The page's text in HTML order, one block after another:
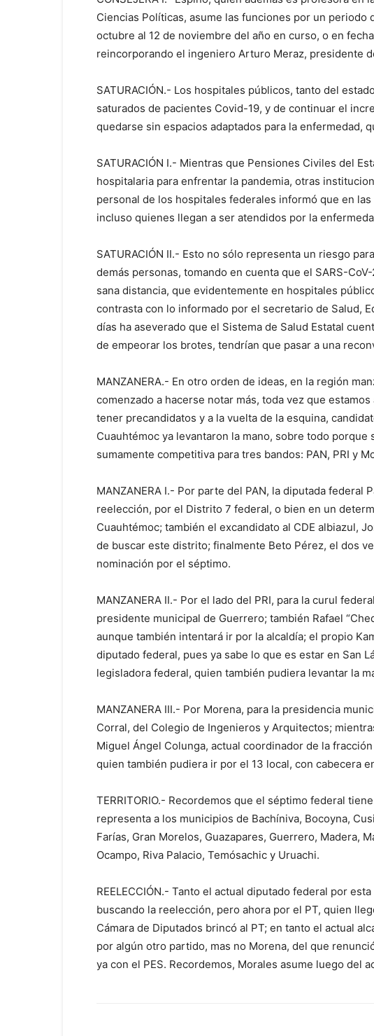
Ciencias Políticas, asume las funciones por un periodo
octubre al 12 de noviembre del año en curso, o en
reincorporando el ingeniero Arturo Meraz, presidente
SATURACIÓN.- Los hospitales públicos, tanto del
saturados de pacientes Covid-19, y de continuar el
quedarse sin espacios adaptados para la enfermedad,
SATURACIÓN I.- Mientras que Pensiones Civiles del
hospitalaria para enfrentar la pandemia, otras
personal de los hospitales federales informó que en
incluso quienes llegan a ser atendidos por la
SATURACIÓN II.- Esto no sólo representa un riesgo
demás personas, tomando en cuenta que el SARS-
sana distancia, que evidentemente en hospitales
contrasta con lo informado por el secretario de Salud,
días ha aseverado que el Sistema de Salud Estatal
de empeorar los brotes, tendrían que pasar a una
MANZANERA.- En otro orden de ideas, en la región
comenzado a hacerse notar más, toda vez que
tener precandidatos y a la vuelta de la esquina,
Cuauhtémoc ya levantaron la mano, sobre todo
sumamente competitiva para tres bandos: PAN, PRI y
MANZANERA I.- Por parte del PAN, la diputada federal
reelección, por el Distrito 7 federal, o bien en un
Cuauhtémoc; también el excandidato al CDE albiazul,
de buscar este distrito; finalmente Beto Pérez, el dos
nominación por el séptimo.
MANZANERA II.- Por el lado del PRI, para la curul
presidente municipal de Guerrero; también Rafael
aunque también intentará ir por la alcaldía; el propio
diputado federal, pues ya sabe lo que es estar en San
legisladora federal, quien también pudiera levantar la
MANZANERA III.- Por Morena, para la presidencia
Corral, del Colegio de Ingenieros y Arquitectos;
Miguel Ángel Colunga, actual coordinador de la
quien también pudiera ir por el 13 local, con cabecera
TERRITORIO.- Recordemos que el séptimo federal
representa a los municipios de Bachíniva, Bocoyna,
Farías, Gran Morelos, Guazapares, Guerrero, Madera,
Ocampo, Riva Palacio, Temósachic y Uruachi.
REELECCIÓN.- Tanto el actual diputado federal por
buscando la reelección, pero ahora por el PT, quien
Cámara de Diputados brincó al PT; en tanto el actual
por algún otro partido, mas no Morena, del que
ya con el PES. Recordemos, Morales asume luego del